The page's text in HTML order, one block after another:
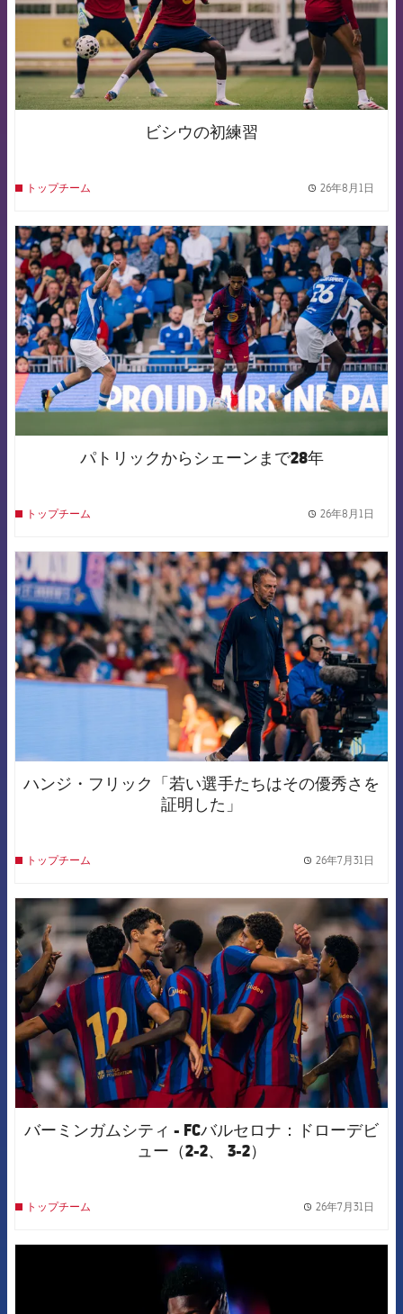
ビシウの初練習
トップチーム 26年8月1日
FCB Barcelona badge
パトリックからシェーンまで28年
トップチーム 26年8月1日
FCB Barcelona badge
ハンジ・フリック「若い選手たちはその優秀さを
証明した」
トップチーム 26年7月31日
FCB Barcelona badge
バーミンガムシティ - FCバルセロナ：ドローデビ
ュー（2-2、 3-2）
トップチーム 26年7月31日
FCB Barcelona badge